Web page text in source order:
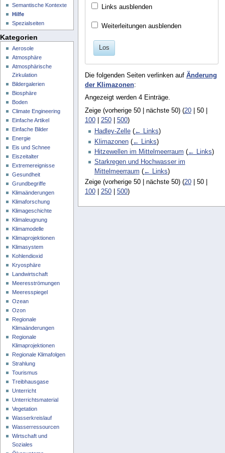
Links ausblenden
Weiterleitungen ausblenden
Los
Die folgenden Seiten verlinken auf Änderung
der Klimazonen:
Angezeigt werden 4 Einträge.
Zeige (vorherige 50| nächste 50) (20| 50|
100| 250| 500)
Hadley-Zelle (← Links)
Klimazonen (← Links)
Hitzewellen im Mittelmeerraum (← Links)
Starkregen und Hochwasser im
Mittelmeerraum (← Links)
Zeige (vorherige 50| nächste 50) (20| 50|
100| 250| 500)
Semantische Kontexte
Hilfe
Spezialseiten
Kategorien
Aerosole
Atmosphäre
Atmosphärische
Zirkulation
Bildergalerien
Biosphäre
Boden
Climate Engineering
Einfache Artikel
Einfache Bilder
Energie
Eis und Schnee
Eiszeitalter
Extremereignisse
Gesundheit
Grundbegriffe
Klimaänderungen
Klimaforschung
Klimageschichte
Klimaleugnung
Klimamodelle
Klimaprojektionen
Klimasystem
Kohlendioxid
Kryosphäre
Landwirtschaft
Meeresströmungen
Meeresspiegel
Ozean
Ozon
Regionale
Klimaänderungen
Regionale
Klimaprojektionen
Regionale Klimafolgen
Strahlung
Tourismus
Treibhausgase
Unterricht
Unterrichtsmaterial
Vegetation
Wasserkreislauf
Wasserressourcen
Wirtschaft und
Soziales